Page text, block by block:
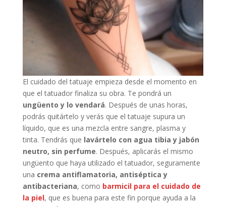
El cuidado del tatuaje empieza desde el momento en
que el tatuador finaliza su obra. Te pondrá un
ungüento y lo vendará. Después de unas horas,
podrás quitártelo y verás que el tatuaje supura un
líquido, que es una mezcla entre sangre, plasma y
tinta. Tendrás que lavártelo con agua tibia y jabón
neutro, sin perfume. Después, aplicarás el mismo
ungüento que haya utilizado el tatuador, seguramente
una crema antiflamatoria, antiséptica y
antibacteriana, como barmicil para el cuidado de
la piel, que es buena para este fin porque ayuda a la